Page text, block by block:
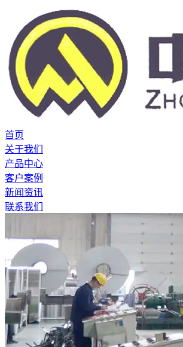
首页
关于我们
产品中心
客户案例
新闻资讯
联系我们